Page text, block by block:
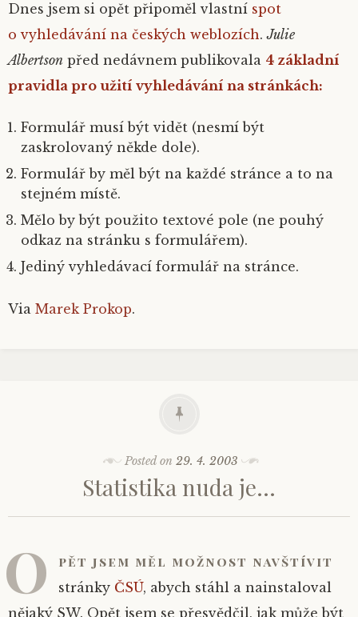
Dnes jsem si opět připoměl vlastní spot
o vyhledávání na českých weblozích.Julie
Albertson před nedávnem publikovala 4 základní
pravidla pro užití vyhledávání na stránkách:
Formulář musí být vidět (nesmí být
zaskrolovaný někde dole).
Formulář by měl být na každé stránce a to na
stejném místě.
Mělo by být použito textové pole (ne pouhý
odkaz na stránku s formulářem).
Jediný vyhledávací formulář na stránce.
Via Marek Prokop.
Posted on29. 4. 2003
Statistika nuda je…
O pět jsem měl možnost navštívit
stránky ČSÚ, abych stáhl a nainstaloval
nějaký SW. Opět jsem se přesvědčil, jak může být